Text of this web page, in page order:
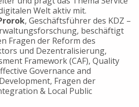
Welt aktiv mit.
, Geschäftsführer des KDZ –
beschäftigt
Fragen der Reform des
und Dezentralisierung,
Framework (CAF), Quality
Governance and
Fragen der
& Local Public